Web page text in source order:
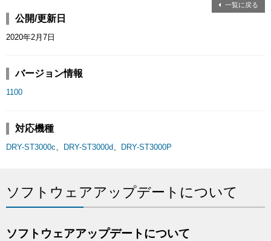
一覧に戻る
公開/更新日
2020年2月7日
バージョン情報
1100
対応機種
DRY-ST3000c、 DRY-ST3000d、 DRY-ST3000P
ソフトウェアアップデートについて
ソフトウェアアップデートについて